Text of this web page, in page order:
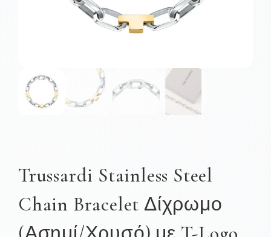
Trussardi Stainless Steel
Chain Bracelet Δίχρωμο